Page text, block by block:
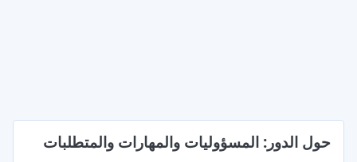
حول الدور: المسؤوليات والمهارات والمتطلبات